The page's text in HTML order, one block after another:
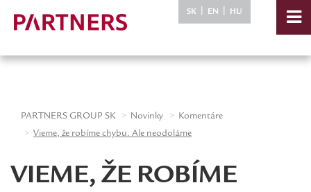
SK EN HU
PARTNERS GROUP SK Novinky
Komentáre
Vieme, že robíme chybu. Ale neodoláme
VIEME, ŽE ROBÍME